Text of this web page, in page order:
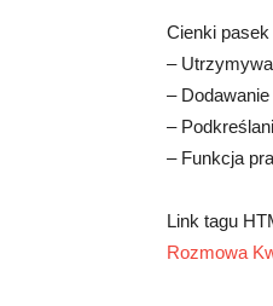
Cienki
–
–
–
– Funkcja
Link tagu
Rozmowa